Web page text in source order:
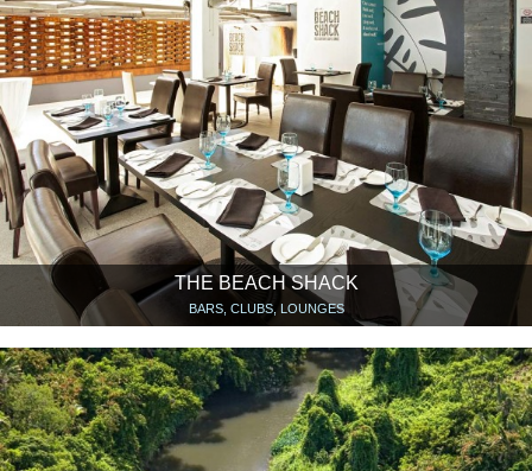
THE BEACH SHACK
BARS, CLUBS, LOUNGES